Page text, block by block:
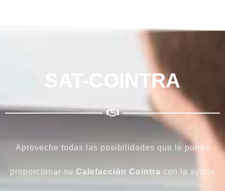
SAT-COINTRA
Aproveche todas las posibilidades que le puede
proporcionar su Calefacción Cointra con la ayuda